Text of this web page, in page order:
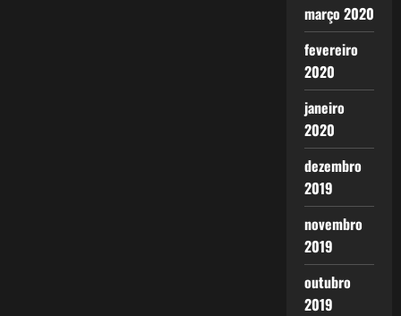
março 2020
fevereiro
2020
janeiro
2020
dezembro
2019
novembro
2019
outubro
2019